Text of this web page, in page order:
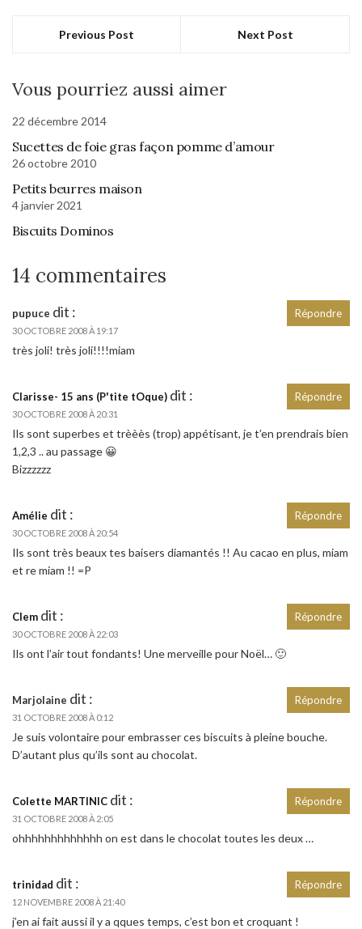
Previous Post Next Post
Vous pourriez aussi aimer
22 décembre 2014
Sucettes de foie gras façon pomme d’amour
26 octobre 2010
Petits beurres maison
4 janvier 2021
Biscuits Dominos
14 commentaires
pupuce dit :
30 OCTOBRE 2008 À 19:17
très joli! très joli!!!!miam
Répondre
Clarisse- 15 ans (P'tite tOque) dit :
30 OCTOBRE 2008 À 20:31
Ils sont superbes et trèèès (trop) appétisant, je t’en prendrais bien
1,2,3 .. au passage 😀
Bizzzzzz
Répondre
Amélie dit :
30 OCTOBRE 2008 À 20:54
Ils sont très beaux tes baisers diamantés !! Au cacao en plus, miam
et re miam !! =P
Répondre
Clem dit :
30 OCTOBRE 2008 À 22:03
Ils ont l’air tout fondants! Une merveille pour Noël… 🙂
Répondre
Marjolaine dit :
31 OCTOBRE 2008 À 0:12
Je suis volontaire pour embrasser ces biscuits à pleine bouche.
D’autant plus qu’ils sont au chocolat.
Répondre
Colette MARTINIC dit :
31 OCTOBRE 2008 À 2:05
ohhhhhhhhhhhhh on est dans le chocolat toutes les deux …
Répondre
trinidad dit :
12 NOVEMBRE 2008 À 21:40
j’en ai fait aussi il y a qques temps, c’est bon et croquant !
Répondre